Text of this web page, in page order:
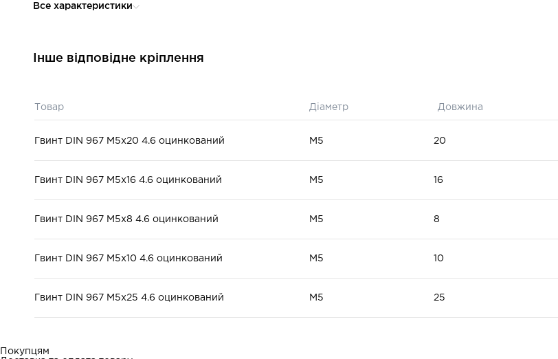
Матеріал:
для машинобудування, для
збирання меблів
Все характеристики
Інше відповідне кріплення
Товар Діаметр Довжина
Гвинт DIN 967 М5x20 4.6 оцинкований М5 20
Гвинт DIN 967 М5x16 4.6 оцинкований М5 16
Гвинт DIN 967 М5x8 4.6 оцинкований М5 8
Гвинт DIN 967 М5x10 4.6 оцинкований М5 10
Гвинт DIN 967 М5x25 4.6 оцинкований М5 25
Покупцям